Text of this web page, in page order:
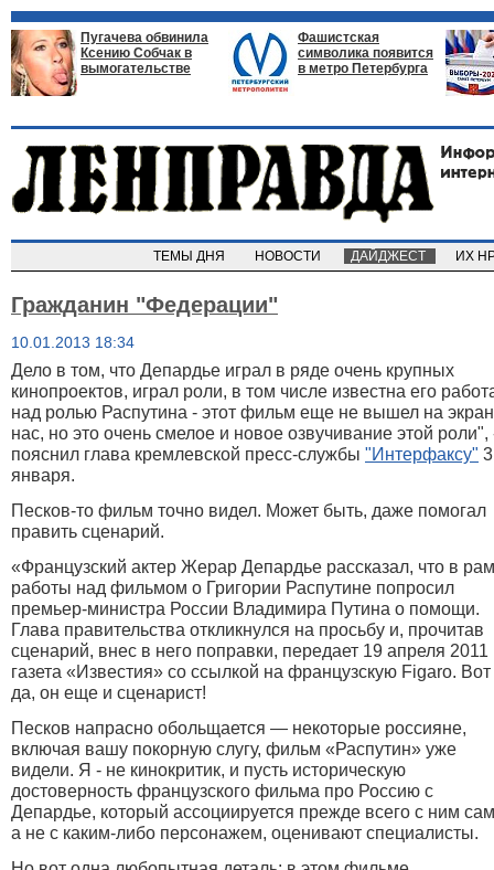
Пугачева обвинила
Ксению Собчак в
вымогательстве
Фашистская
символика появится
в метро Петербурга
ТЕМЫ ДНЯ НОВОСТИ ДАЙДЖЕСТ ИХ
Гражданин "Федерации"
10.01.2013 18:34
Дело в том, что Депардье играл в ряде очень крупных
кинопроектов, играл роли, в том числе известна его
над ролью Распутина - этот фильм еще не вышел на
нас, но это очень смелое и новое озвучивание этой роли",
пояснил глава кремлевской пресс-службы "Интерфаксу" 3
января.
Песков-то фильм точно видел. Может быть, даже помогал
править сценарий.
«Французский актер Жерар Депардье рассказал, что в
работы над фильмом о Григории Распутине попросил
премьер-министра России Владимира Путина о помощи.
Глава правительства откликнулся на просьбу и, прочитав
сценарий, внес в него поправки, передает 19 апреля 2011
газета «Известия» со ссылкой на французскую Figaro. Вот
да, он еще и сценарист!
Песков напрасно обольщается — некоторые россияне,
включая вашу покорную слугу, фильм «Распутин» уже
видели. Я - не кинокритик, и пусть историческую
достоверность французского фильма про Россию с
Депардье, который ассоциируется прежде всего с ним
а не с каким-либо персонажем, оценивают специалисты.